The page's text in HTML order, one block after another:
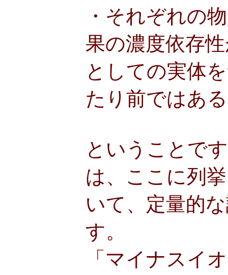
・それぞれの
果の濃度依存
としての実体
たり前ではあ
ということで
は、ここに列
いて、定量的
す。
「マイナスイ